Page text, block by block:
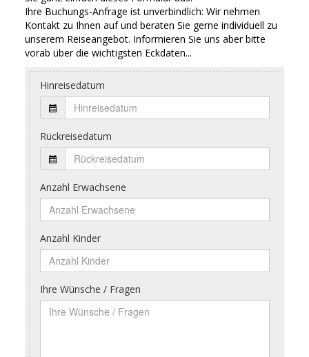
Ihre Buchungs-Anfrage ist unverbindlich: Wir nehmen
Kontakt zu Ihnen auf und beraten Sie gerne individuell zu
unserem Reiseangebot. Informieren Sie uns aber bitte
vorab über die wichtigsten Eckdaten...